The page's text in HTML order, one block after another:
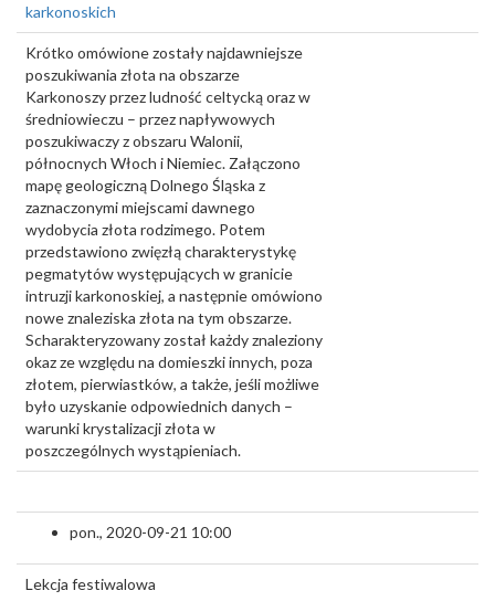
karkonoskich
Krótko omówione zostały najdawniejsze
poszukiwania złota na obszarze
Karkonoszy przez ludność celtycką oraz w
średniowieczu – przez napływowych
poszukiwaczy z obszaru Walonii,
północnych Włoch i Niemiec. Załączono
mapę geologiczną Dolnego Śląska z
zaznaczonymi miejscami dawnego
wydobycia złota rodzimego. Potem
przedstawiono zwięzłą charakterystykę
pegmatytów występujących w granicie
intruzji karkonoskiej, a następnie omówiono
nowe znaleziska złota na tym obszarze.
Scharakteryzowany został każdy znaleziony
okaz ze względu na domieszki innych, poza
złotem, pierwiastków, a także, jeśli możliwe
było uzyskanie odpowiednich danych –
warunki krystalizacji złota w
poszczególnych wystąpieniach.
pon., 2020-09-21 10:00
Lekcja festiwalowa